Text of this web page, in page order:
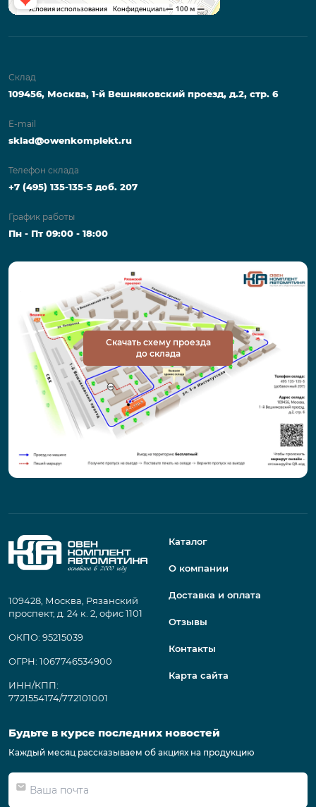
Склад
109456, Москва, 1-й Вешняковский проезд, д.2, стр. 6
E-mail
sklad@owenkomplekt.ru
Телефон склада
+7 (495) 135-135-5 доб. 207
График работы
Пн - Пт 09:00 - 18:00
Скачать схему проезда
до склада
109428, Москва, Рязанский
проспект, д. 24 к. 2, офис 1101
ОКПО: 95215039
ОГРН: 1067746534900
ИНН/КПП:
7721554174/772101001
Каталог
О компании
Доставка и оплата
Отзывы
Контакты
Карта сайта
Будьте в курсе последних новостей
Каждый месяц рассказываем об акциях на продукцию